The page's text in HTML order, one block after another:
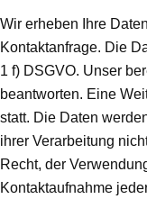
Wir erheben Ihre
Kontaktanfrage. Die
1 f) DSGVO. Unser
beantworten. Eine
statt. Die Daten
ihrer Verarbeitung
Recht, der
Kontaktaufnahme